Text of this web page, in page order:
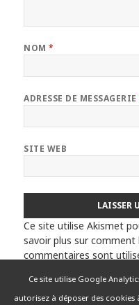
Ce site utilise Google
autorisez à déposer des cookies
NOM*
ADRESSE DE MESSAGERIE
SITE WEB
Ce site utilise Akismet
savoir plus sur comment
commentaires sont